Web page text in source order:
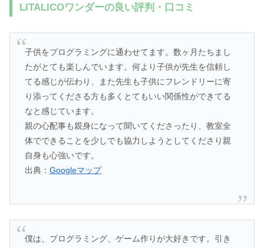
LITALICOワンダーの良い評判・口コミ
子供をプログラミングに通わせてます。数ヶ月たちまし
たがとても楽しんでいます。何より子供が先生を信頼し
てる感じが伝わり、また先生も子供にフレンドリーに寄
り添ってくださる方も多くとてもいい関係性ができてる
なと感じています。
親の心配事も親身になって聞いてくださったり、教室全
体でできることを少しでも協力しようとしてくださり親
自身も心強いです。
出典：Googleマップ
僕は、プログラミング、ゲーム作りが大好きです。引き